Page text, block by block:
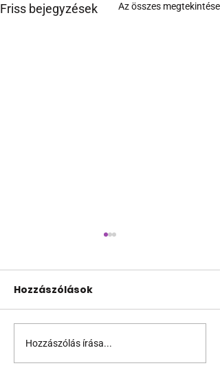
Friss bejegyzések Az összes megtekintése
Ha egy szovjet katona
beleszeret egy
Hozzászólások
Hozzászólás írása...